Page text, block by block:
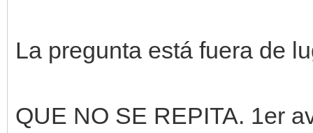
La pregunta está fuera de
QUE NO SE REPITA. 1er